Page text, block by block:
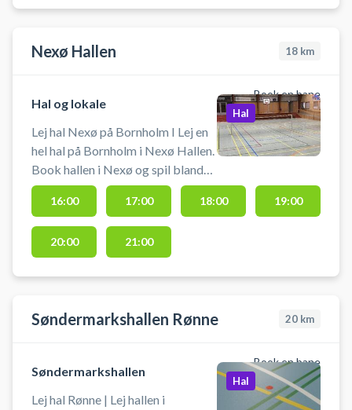
eller håndbold ved booking af hele
Nexø Hallen 18 km
Book en bane
Hal og lokale
Lej hal Nexø på Bornholm I Lej en
hel hal på Bornholm i Nexø Hallen.
Book hallen i Nexø og spil blandt
andet indendørs fodbold uden
bander på Bornholm. Booking af
hallen kan foruden indendørs
fodbold bruges til håndbold,
badminton eller lignende. Der er
parkeringsmuligheder findes lige
Hal
16:00 17:00 18:00 19:00
20:00 21:00
Søndermarkshallen Rønne 20 km
Book en bane
Søndermarkshallen
Lej hal Rønne | Lej hallen i
Hal